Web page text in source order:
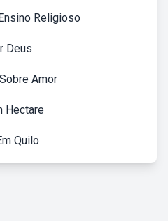
Religioso
Deus
Amor
Hectare
Quilo